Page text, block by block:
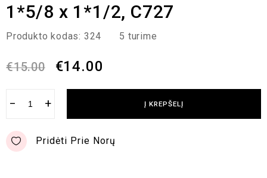
1*5/8 x 1*1/2, C727
Produkto kodas: 324 5 turime
€15.00 €14.00
− + Į KREPŠELĮ
Pridėti Prie Norų